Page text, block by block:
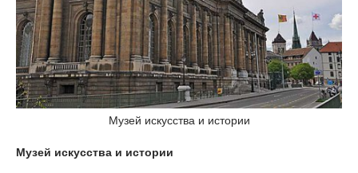
Музей искусства и истории
Музей искусства и истории